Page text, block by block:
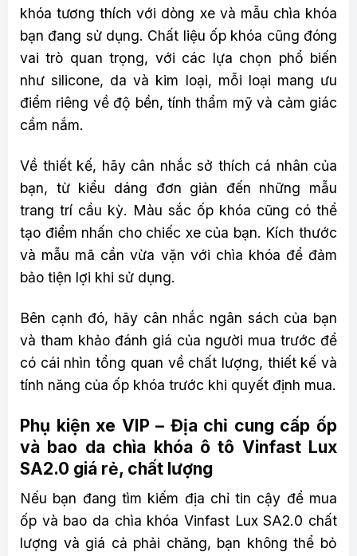
khóa tương thích với dòng xe và mẫu chìa khóa
bạn đang sử dụng. Chất liệu ốp khóa cũng đóng
vai trò quan trọng, với các lựa chọn phổ biến
như silicone, da và kim loại, mỗi loại mang ưu
điểm riêng về độ bền, tính thẩm mỹ và cảm giác
cầm nắm.
Về thiết kế, hãy cân nhắc sở thích cá nhân của
bạn, từ kiểu dáng đơn giản đến những mẫu
trang trí cầu kỳ. Màu sắc ốp khóa cũng có thể
tạo điểm nhấn cho chiếc xe của bạn. Kích thước
và mẫu mã cần vừa vặn với chìa khóa để đảm
bảo tiện lợi khi sử dụng.
Bên cạnh đó, hãy cân nhắc ngân sách của bạn
và tham khảo đánh giá của người mua trước để
có cái nhìn tổng quan về chất lượng, thiết kế và
tính năng của ốp khóa trước khi quyết định mua.
Phụ kiện xe VIP – Địa chỉ cung cấp ốp
và bao da chìa khóa ô tô Vinfast Lux
SA2.0 giá rẻ, chất lượng
Nếu bạn đang tìm kiếm địa chỉ tin cậy để mua
ốp và bao da chìa khóa Vinfast Lux SA2.0 chất
lượng và giá cả phải chăng, bạn không thể bỏ